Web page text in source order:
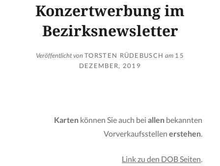
Konzertwerbung im
Bezirksnewsletter
Veröffentlicht vonTORSTEN RÜDEBUSCH am 15
DEZEMBER, 2019
Karten können Sie auch beiallen bekannten
Vorverkaufsstellenerstehen
Link zu den DOB Seiten